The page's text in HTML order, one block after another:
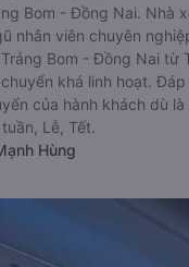
Bom - Đồng Nai. Nhà
nhân viên chuyên
Bom - Đồng Nai từ
khá linh hoạt.
của hành khách dù
Lễ, Tết.
Hùng